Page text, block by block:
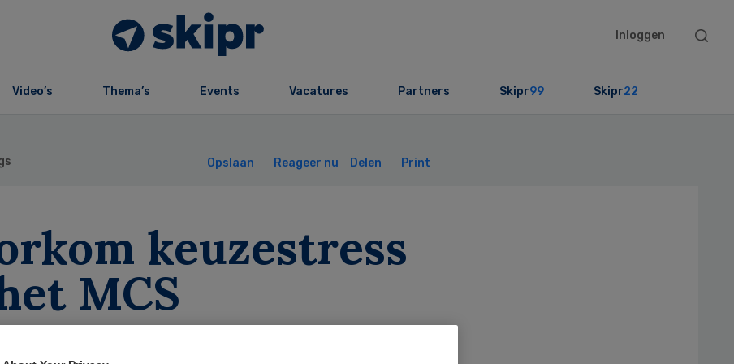
Inloggen
Search
Video’s Thema’s Events Vacatures Partners Skipr99 Skipr22
Opslaan Reageer nu Delen Print
keuzestress
MCS